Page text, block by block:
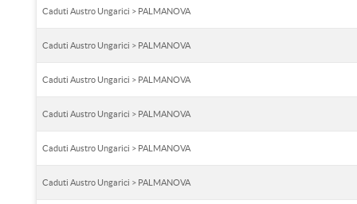
Caduti Austro Ungarici > PALMANOVA
Caduti Austro Ungarici > PALMANOVA
Caduti Austro Ungarici > PALMANOVA
Caduti Austro Ungarici > PALMANOVA
Caduti Austro Ungarici > PALMANOVA
Caduti Austro Ungarici > PALMANOVA